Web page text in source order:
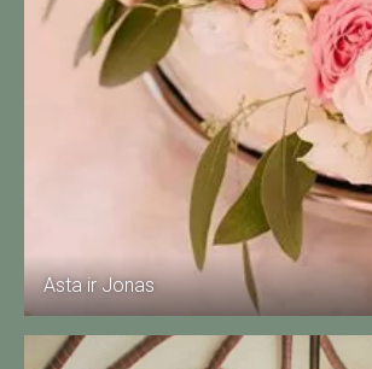
Asta ir Jonas